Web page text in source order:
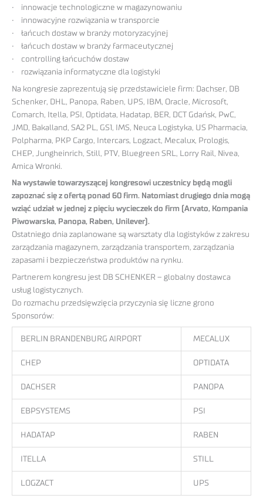
• innowacje technologiczne w magazynowaniu
• innowacyjne rozwiązania w transporcie
• łańcuch dostaw w branży motoryzacyjnej
• łańcuch dostaw w branży farmaceutycznej
• controlling łańcuchów dostaw
• rozwiązania informatyczne dla logistyki
Na kongresie zaprezentują się przedstawiciele firm: Dachser, DB
Schenker, DHL, Panopa, Raben, UPS, IBM, Oracle, Microsoft,
Comarch, Itella, PSI, Optidata, Hadatap, BER, DCT Gdańsk, PwC,
JMD, Bakalland, SA2 PL, GS1, IMS, Neuca Logistyka, US Pharmacia,
Polpharma, PKP Cargo, Intercars, Logzact, Mecalux, Prologis,
CHEP, Jungheinrich, Still, PTV, Bluegreen SRL, Lorry Rail, Nivea,
Amica Wronki.
Na wystawie towarzyszącej kongresowi uczestnicy będą mogli
zapoznać się z ofertą ponad 60 firm. Natomiast drugiego dnia mogą
wziąć udział w jednej z pięciu wycieczek do firm (Arvato, Kompania
Piwowarska, Panopa, Raben, Unilever).
Ostatniego dnia zaplanowane są warsztaty dla logistyków z zakresu
zarządzania magazynem, zarządzania transportem, zarządzania
zapasami i bezpieczeństwa produktów na rynku.
Partnerem kongresu jest DB SCHENKER – globalny dostawca
usług logistycznych.
Do rozmachu przedsięwzięcia przyczynia się liczne grono
Sponsorów:
BERLIN BRANDENBURG AIRPORT MECALUX
CHEP OPTIDATA
DACHSER PANOPA
EBPSYSTEMS PSI
HADATAP RABEN
ITELLA STILL
LOGZACT UPS